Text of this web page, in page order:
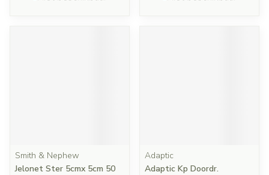
Smith & Nephew
Jelonet Ster 5cmx 5cm 50
Adaptic
Adaptic Kp Doordr.